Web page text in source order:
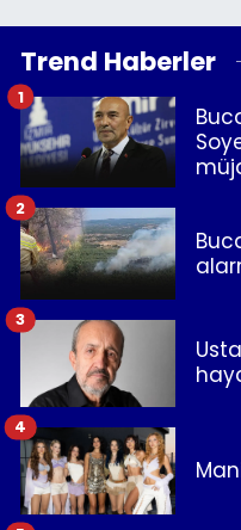
Trend Haberler
1
2
3
4